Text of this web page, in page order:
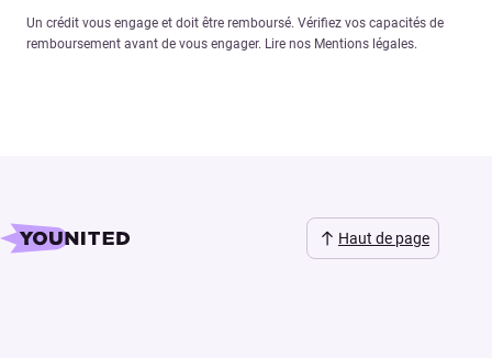
Un crédit vous engage et doit être remboursé. Vérifiez vos capacités de
remboursement avant de vous engager. Lire nos Mentions légales.
Haut de page